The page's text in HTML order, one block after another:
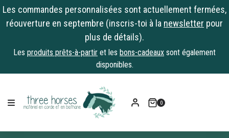
Les commandes personnalisées sont actuellement fermées,
réouverture en septembre (inscris-toi à la newsletter pour
plus de détails).
Les produits prêts-à-partir et les bons-cadeaux sont également
disponibles.
content
0